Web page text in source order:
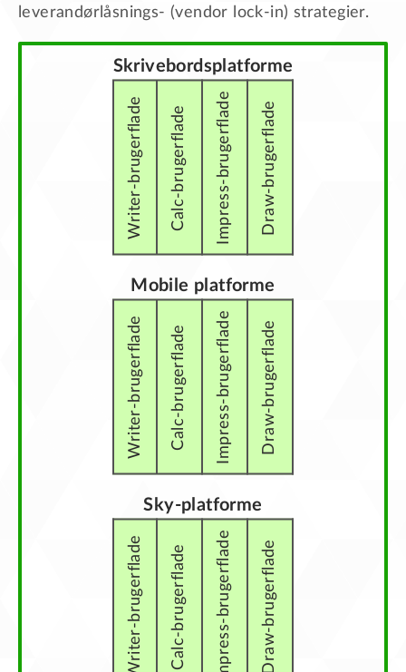
leverandørlåsnings- (vendor lock-in) strategier.
Skrivebordsplatforme
Writer-brugerflade Calc-brugerflade Impress-brugerflade Draw-brugerflade
Mobile platforme
Writer-brugerflade Calc-brugerflade Impress-brugerflade Draw-brugerflade
Sky-platforme
Writer-brugerflade Calc-brugerflade Impress-brugerflade Draw-brugerflade